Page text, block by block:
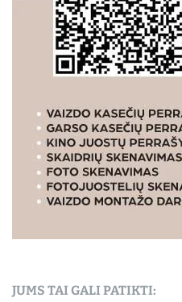
JUMS TAI GALI PATIKTI: